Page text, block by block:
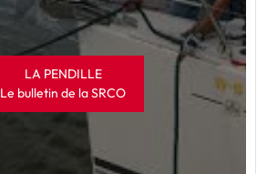
LA PENDILLE
Le bulletin de la SRCO